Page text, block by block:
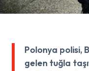
Polonya polisi,
gelen tuğla